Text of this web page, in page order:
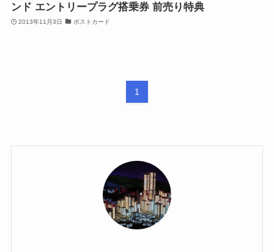
ンド エントリープラグ搭乗券 前売り特典
2013年11月3日 ポストカード
1